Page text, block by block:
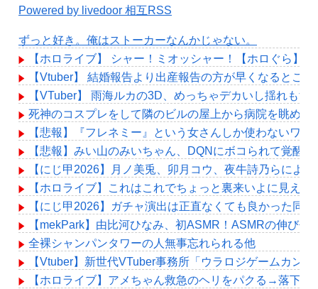
Powered by livedoor 相互RSS
ずっと好き。俺はストーカーなんかじゃない。
【ホロライブ】 シャー！ミオッシャー！【ホロぐら】
【Vtuber】 結婚報告より出産報告の方が早くなるとこ
【VTuber】 雨海ルカの3D、めっちゃデカいし揺れもす
死神のコスプレをして隣のビルの屋上から病院を眺めて
【悲報】『フレネミー』という女さんしか使わないワ
【悲報】みい山のみいちゃん、DQNにボコられて覚醒
【にじ甲2026】月ノ美兎、卯月コウ、夜牛詩乃らによ
【ホロライブ】これはこれでちょっと裏来いよに見える
【にじ甲2026】ガチャ演出は正直なくても良かった同
【mekPark】由比河ひなみ、初ASMR！ASMRの伸び代
全裸シャンパンタワーの人無事忘れられる他
【Vtuber】新世代VTuber事務所「ウラロジゲームカン
【ホロライブ】アメちゃん救急のヘリをパクる→落下【